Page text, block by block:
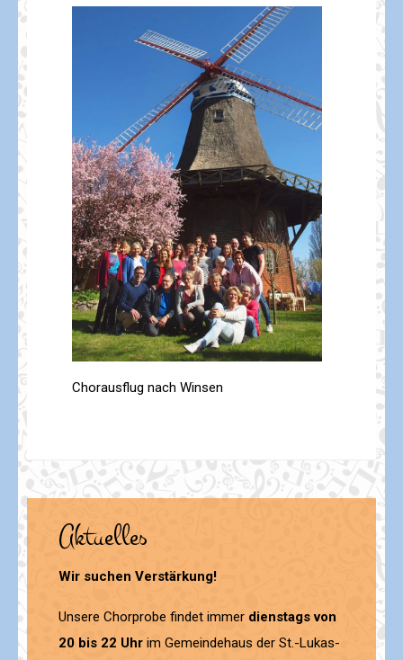
Chorausflug nach Winsen
Aktuelles
Wir suchen Verstärkung!
Unsere Chorprobe findet immer dienstags von
20 bis 22 Uhr im Gemeindehaus der St.-Lukas-